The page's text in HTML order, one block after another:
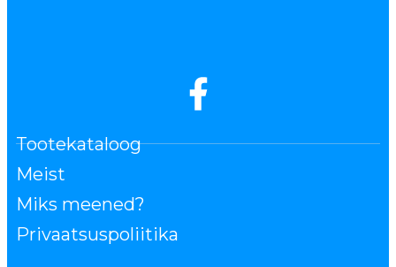
Tootekataloog
Meist
Miks meened?
Privaatsuspoliitika